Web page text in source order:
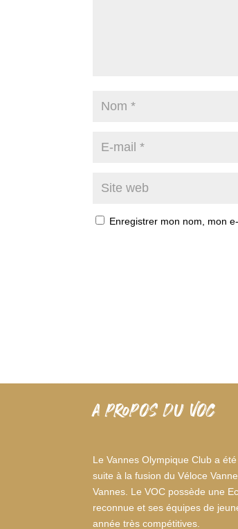
Enregistrer mon nom, mon
A PROPOS DU VOC
Le Vannes Olympique Club a
suite à la fusion du Véloce
Vannes. Le VOC possède une
reconnue et ses équipes de
année très compétitives.